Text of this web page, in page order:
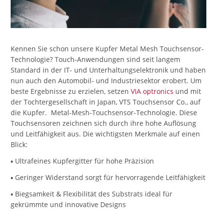
Kennen Sie schon unsere Kupfer Metal Mesh Touchsensor-
Technologie? Touch-Anwendungen sind seit langem
Standard in der IT- und Unterhaltungselektronik und haben
nun auch den Automobil- und Industriesektor erobert. Um
beste Ergebnisse zu erzielen, setzenVIA optronics und mit
der Tochtergesellschaft in Japan, VTS Touchsensor Co., auf
die Kupfer. Metal-Mesh-Touchsensor-Technologie. Diese
Touchsensoren zeichnen sich durch ihre hohe Auflösung
und Leitfähigkeit aus. Die wichtigsten Merkmale auf einen
Blick:
▪️ Ultrafeines Kupfergitter für hohe Präzision
▪️ Geringer Widerstand sorgt für hervorragende Leitfähigkeit
▪️ Biegsamkeit & Flexibilität des Substrats ideal für
gekrümmte und innovative Designs